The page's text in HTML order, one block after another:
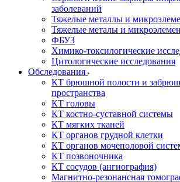
заболеваний
Тяжелые металлы и
Тяжелые металы и
ФБУЗ
Химико-токсилогические
Цитологические исследования
Обследования
КТ брюшной полости и
пространства
КТ головы
КТ костно-суставной системы
КТ мягких тканей
КТ органов грудной клетки
КТ органов мочеполовой
КТ позвоночника
КТ сосудов (ангиография)
Магнитно-резонансная